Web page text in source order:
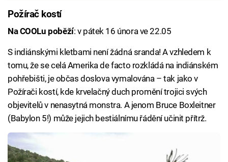
Požírač kostí
Na COOLu poběží: v pátek 16 února ve 22.05
S indiánskými kletbami není žádná sranda! A vzhledem k
tomu, že se celá Amerika de facto rozkládá na indiánském
pohřebišti, je občas doslova vymalována – tak jako v
Požírači kostí, kde krvelačný duch promění trojici svých
objevitelů v nenasytná monstra. A jenom Bruce Boxleitner
(Babylon 5!) může jejich bestiálnímu řádění učinit přítrž.